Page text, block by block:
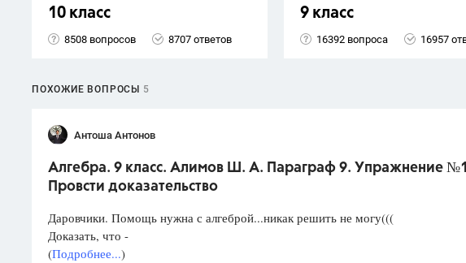
10 класс
8508 вопросов 8707 ответов
9 класс
16392 вопроса 16957
ПОХОЖИЕ ВОПРОСЫ 5
Антоша Антонов
Алгебра. 9 класс. Алимов Ш. А. Параграф 9. Упражнение
Провсти доказательство
Даровчики. Помощь нужна с алгеброй...никак решить не могу(((
Доказать, что -
(Подробнее...)